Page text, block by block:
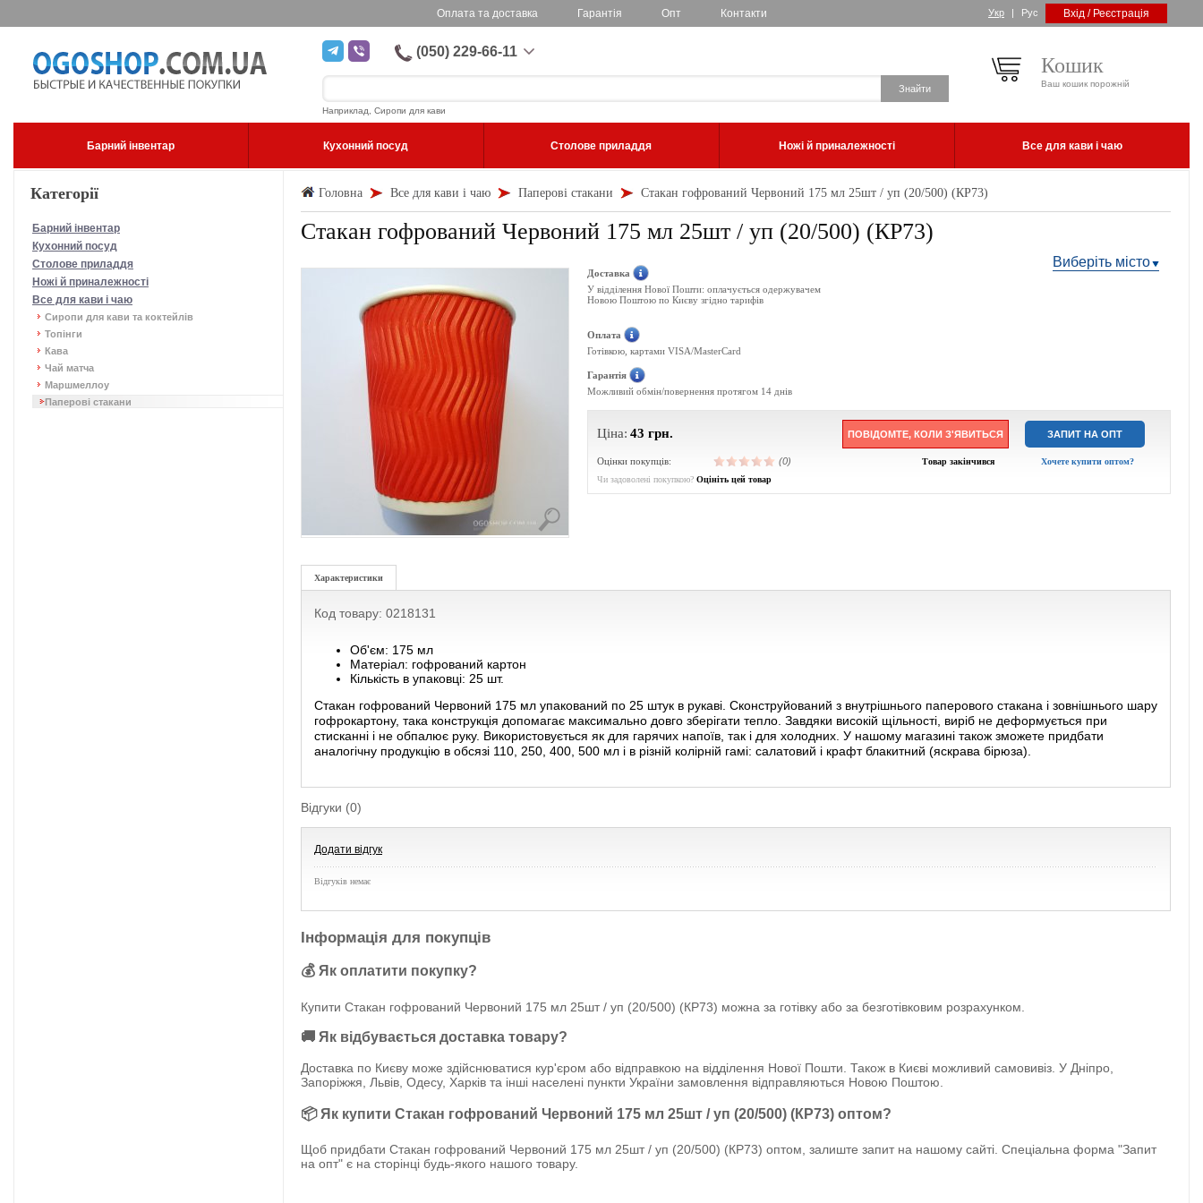
Оплата та доставка Гарантія Опт Контакти Укр | Рус Вхід / Реєстрація
(050) 229-66-11
Наприклад, Сиропи для кави
Кошик
Ваш кошик порожній
Барний інвентар Кухонний посуд Столове приладдя Ножі й приналежності Все для кави і чаю
Категорії
Барний інвентар
Кухонний посуд
Столове приладдя
Ножі й приналежності
Все для кави і чаю
Сиропи для кави та коктейлів
Топінги
Кава
Чай матча
Маршмеллоу
Паперові стакани
Головна Все для кави і чаю Паперові стакани Стакан гофрований Червоний 175 мл 25шт / уп (20/500) (КР73)
Стакан гофрований Червоний 175 мл 25шт / уп (20/500) (КР73)
Виберіть місто
Доставка
У відділення Нової Пошти: оплачується одержувачем
Новою Поштою по Києву згідно тарифів
Оплата
Готівкою, картами VISA/MasterCard
Гарантія
Можливий обмін/повернення протягом 14 днів
Ціна: 43 грн. ПОВІДОМТЕ, КОЛИ З'ЯВИТЬСЯ ЗАПИТ НА ОПТ
Оцінки покупців: (0) Товар закінчився
Хочете купити оптом?
Чи задоволені покупкою? Оцініть цей товар
Характеристики
Код товару: 0218131
Об'єм: 175 мл
Матеріал: гофрований картон
Кількість в упаковці: 25 шт.
Стакан гофрований Червоний 175 мл упакований по 25 штук в рукаві. Сконструйований з внутрішнього паперового стакана і зовнішнього шару
гофрокартону, така конструкція допомагає максимально довго зберігати тепло. Завдяки високій щільності, виріб не деформується при
стисканні і не обпалює руку. Використовується як для гарячих напоїв, так і для холодних. У нашому магазині також зможете придбати
аналогічну продукцію в обсязі 110 250 400 500 мл і в різній колірній гамі: салатовий і крафт блакитний (яскрава бірюза).
Відгуки (0)
Додати відгук
Відгуків немає
Інформація для покупців
💰 Як оплатити покупку?
Купити Стакан гофрований Червоний 175 мл 25шт / уп (20/500) (КР73) можна за готівку або за безготівковим розрахунком.
🚚 Як відбувається доставка товару?
Доставка по Києву може здійснюватися кур'єром або відправкою на відділення Нової Пошти. Також в Києві можливий самовивіз. У Дніпро,
Запоріжжя, Львів, Одесу, Харків та інші населені пункти України замовлення відправляються Новою Поштою.
📦 Як купити Стакан гофрований Червоний 175 мл 25шт / уп (20/500) (КР73) оптом?
Щоб придбати Стакан гофрований Червоний 175 мл 25шт / уп (20/500) (КР73) оптом, залиште запит на нашому сайті. Спеціальна форма "Запит
на опт" є на сторінці будь-якого нашого товару.